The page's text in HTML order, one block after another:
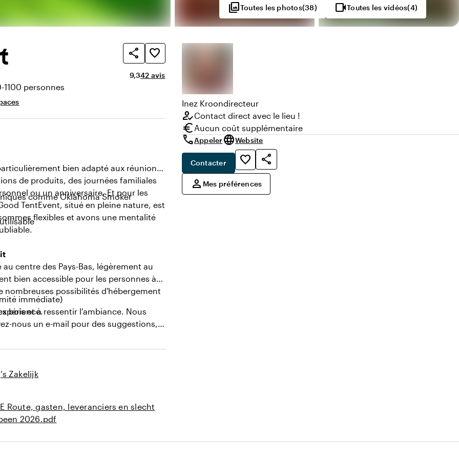
photo_libraryToutes les photos(38) videocamToutes les vidéos(4)
share
favorite_border
Note moyenne de 9,3 sur 10
9,3Nombre d'avis : 42
42 avis
1100 personnes
bien adapté aux réunions
de produits, des journées familiales
ou un anniversaire. Et pour les
TentEvent, situé en pleine nature, est
flexibles et avons une mentalité
comme Oklahoma Smoker
immédiate)
centre des Pays-Bas, légèrement au
bien accessible pour les personnes à
nombreuses possibilités d'hébergement
bois et à ressentir l'ambiance. Nous
nous un e-mail pour des suggestions,
Zakelijk
Route, gasten, leveranciers en slecht
2026.pdf
Inez Kroondirecteur
how_to_regContact direct avec le lieu !
euro Aucun coût supplémentaire
callAppelerlanguageWebsite
Contacter favorite_border
share
person Mes préférences